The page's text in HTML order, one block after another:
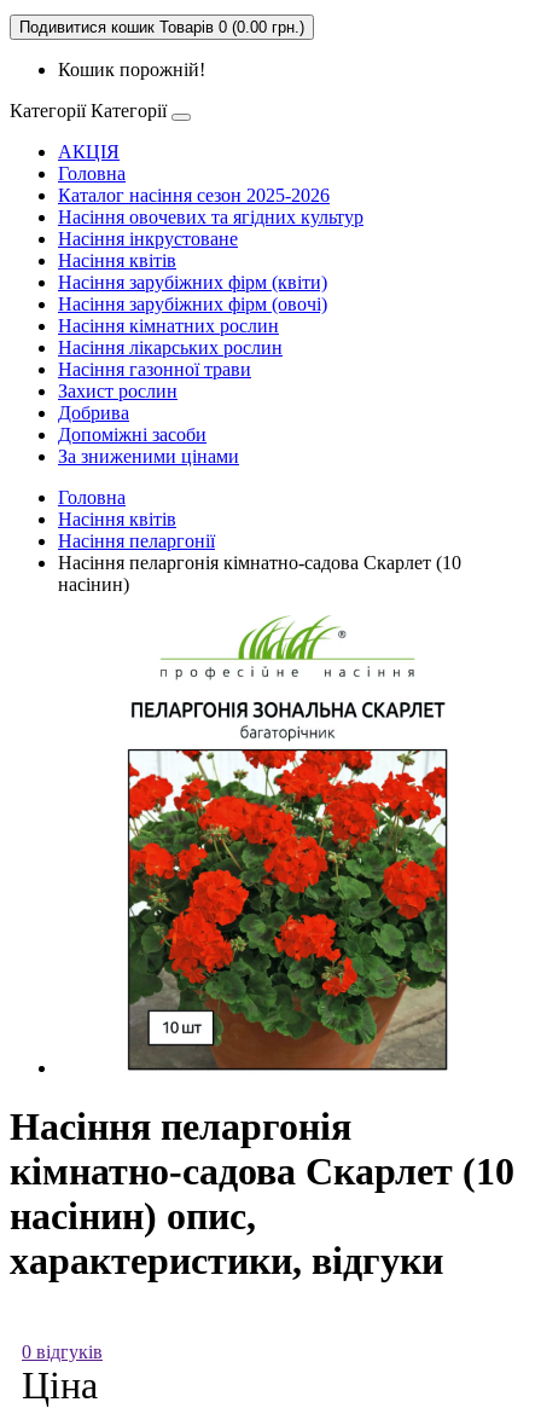
Подивитися кошик Товарів 0 (0.00 грн.)
Кошик порожній!
Категорії Категорії
АКЦІЯ
Головна
Каталог насіння сезон 2025-2026
Насіння овочевих та ягідних культур
Насіння інкрустоване
Насіння квітів
Насіння зарубіжних фірм (квіти)
Насіння зарубіжних фірм (овочі)
Насіння кімнатних рослин
Насіння лікарських рослин
Насіння газонної трави
Захист рослин
Добрива
Допоміжні засоби
За зниженими цінами
Головна
Насіння квітів
Насіння пеларгонії
Насіння пеларгонія кімнатно-садова Скарлет (10
насінин)
Насіння пеларгонія
кімнатно-садова Скарлет (10
насінин) опис,
характеристики, відгуки
0 відгуків
Ціна